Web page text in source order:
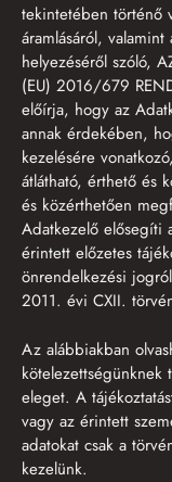
tekintetében történő
áramlásáról,
helyezéséről szóló,
(EU) 2016/679
előírja, hogy az
annak érdekében,
kezelésére
átlátható, érthető és
és közérthetően
Adatkezelő elősegíti
érintett előzetes
önrendelkezési
2011. évi CXII.
Az alábbiakban
kötelezettségünknek
eleget. A
vagy az érintett
adatokat csak a
kezelünk.